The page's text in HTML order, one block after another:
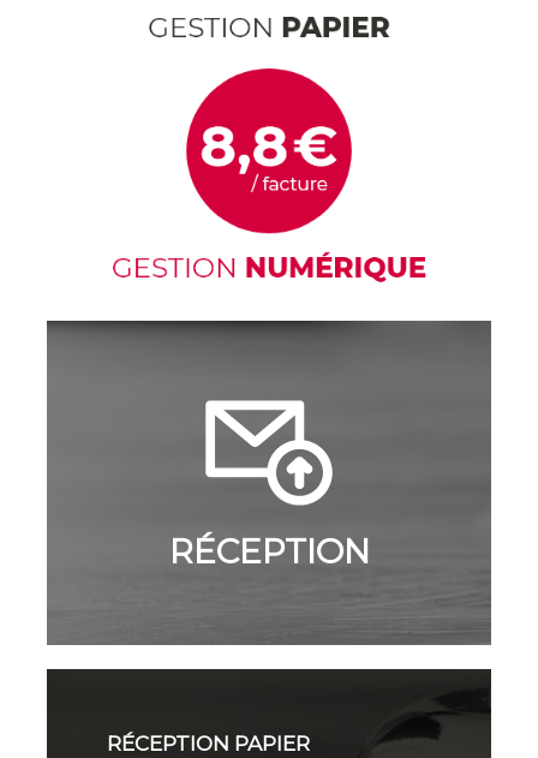
RÉCEPTION
RÉCEPTION PAPIER